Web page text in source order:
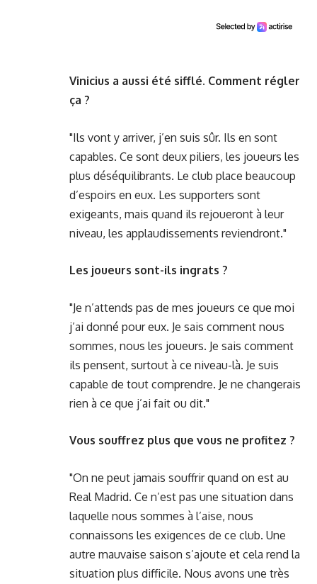
Vinicius a aussi été sifflé. Comment régler
ça ?
"Ils vont y arriver, j’en suis sûr. Ils en sont
capables. Ce sont deux piliers, les joueurs les
plus déséquilibrants. Le club place beaucoup
d’espoirs en eux. Les supporters sont
exigeants, mais quand ils rejoueront à leur
niveau, les applaudissements reviendront."
Les joueurs sont-ils ingrats ?
"Je n’attends pas de mes joueurs ce que moi
j’ai donné pour eux. Je sais comment nous
sommes, nous les joueurs. Je sais comment
ils pensent, surtout à ce niveau-là. Je suis
capable de tout comprendre. Je ne changerais
rien à ce que j’ai fait ou dit."
Vous souffrez plus que vous ne profitez ?
"On ne peut jamais souffrir quand on est au
Real Madrid. Ce n’est pas une situation dans
laquelle nous sommes à l’aise, nous
connaissons les exigences de ce club. Une
autre mauvaise saison s’ajoute et cela rend la
situation plus difficile. Nous avons une très